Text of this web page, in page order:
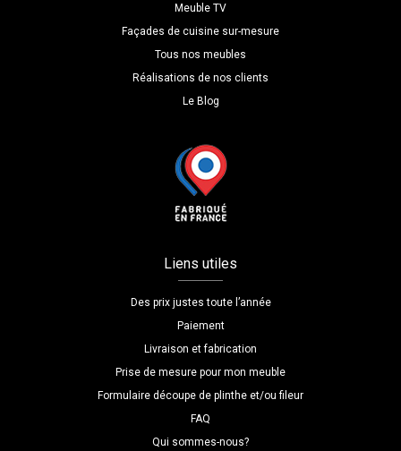
Meuble TV
Façades de cuisine sur-mesure
Tous nos meubles
Réalisations de nos clients
Le Blog
Liens utiles
Des prix justes toute l’année
Paiement
Livraison et fabrication
Prise de mesure pour mon meuble
Formulaire découpe de plinthe et/ou fileur
FAQ
Qui sommes-nous?